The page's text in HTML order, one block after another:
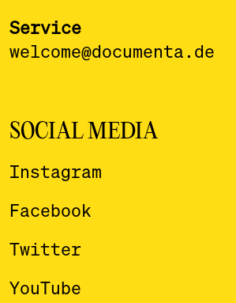
Service
welcome@documenta.de
SOCIAL MEDIA
Instagram
Facebook
Twitter
YouTube